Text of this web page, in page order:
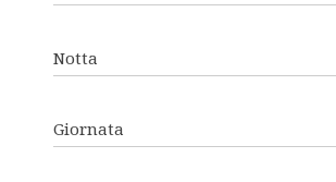
Notta
Giornata